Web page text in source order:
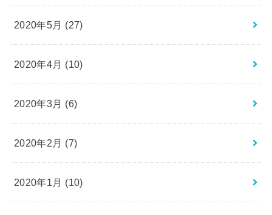
2020年5月 (27)
2020年4月 (10)
2020年3月 (6)
2020年2月 (7)
2020年1月 (10)